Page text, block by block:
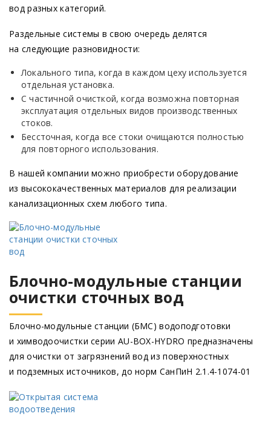
вод разных категорий.
Раздельные системы в свою очередь делятся
на следующие разновидности:
Локального типа, когда в каждом цеху используется
отдельная установка.
С частичной очисткой, когда возможна повторная
эксплуатация отдельных видов производственных
стоков.
Бессточная, когда все стоки очищаются полностью
для повторного использования.
В нашей компании можно приобрести оборудование
из высококачественных материалов для реализации
канализационных схем любого типа.
Блочно-модульные станции
очистки сточных вод
Блочно-модульные станции (БМС) водоподготовки
и химводоочистки серии AU-BOX-HYDRO предназначены
для очистки от загрязнений вод из поверхностных
и подземных источников, до норм СанПиН 2.1.4-1074-01